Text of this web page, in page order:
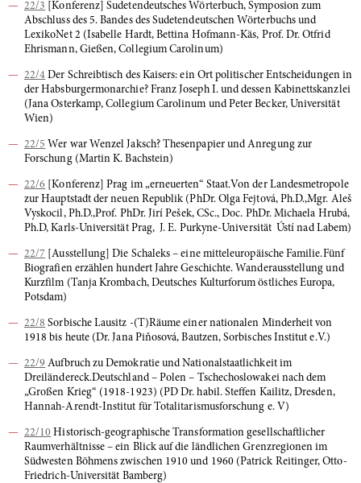
22/3 [Konferenz] Sudetendeutsches Wörterbuch, Symposion zum
Abschluss des 5. Bandes des Sudetendeutschen Wörterbuchs und
LexikoNet 2 (Isabelle Hardt, Bettina Hofmann-Käs, Prof. Dr. Otfrid
Ehrismann, Gießen, Collegium Carolinum)
22/4 Der Schreibtisch des Kaisers: ein Ort politischer Entscheidungen in
der Habsburgermonarchie? Franz Joseph I. und dessen Kabinettskanzlei
(Jana Osterkamp, Collegium Carolinum und Peter Becker, Universität
Wien)
22/5 Wer war Wenzel Jaksch? Thesenpapier und Anregung zur
Forschung (Martin K. Bachstein)
22/6 [Konferenz] Prag im „erneuerten“ Staat.Von der Landesmetropole
zur Hauptstadt der neuen Republik (PhDr. Olga Fejtová, Ph.D.,Mgr. Aleš
Vyskocil, Ph.D.,Prof. PhDr. Jirí Pešek, CSc., Doc. PhDr. Michaela Hrubá,
Ph.D, Karls-Universität Prag, J. E. Purkyne-Universität Ústí nad Labem)
22/7 [Ausstellung] Die Schaleks – eine mitteleuropäische Familie.Fünf
Biografien erzählen hundert Jahre Geschichte. Wanderausstellung und
Kurzfilm (Tanja Krombach, Deutsches Kulturforum östliches Europa,
Potsdam)
22/8 Sorbische Lausitz -(T)Räume einer nationalen Minderheit von
1918 bis heute (Dr. Jana Piňosová, Bautzen, Sorbisches Institut e.V.)
22/9 Aufbruch zu Demokratie und Nationalstaatlichkeit im
Dreiländereck.Deutschland – Polen – Tschechoslowakei nach dem
„Großen Krieg“ (1918-1923) (PD Dr. habil. Steffen Kailitz, Dresden,
Hannah-Arendt-Institut für Totalitarismusforschung e. V)
22/10 Historisch-geographische Transformation gesellschaftlicher
Raumverhältnisse – ein Blick auf die ländlichen Grenzregionen im
Südwesten Böhmens zwischen 1910 und 1960 (Patrick Reitinger, Otto-
Friedrich-Universität Bamberg)